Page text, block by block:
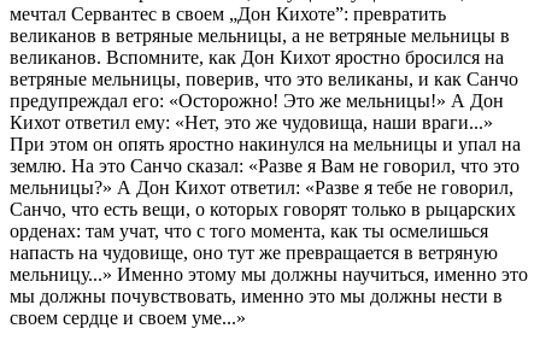
мечтал Сервантес в своем „Дон Кихоте”: превратить
великанов в ветряные мельницы, а не ветряные мельницы в
великанов. Вспомните, как Дон Кихот яростно бросился на
ветряные мельницы, поверив, что это великаны, и как Санчо
предупреждал его: «Осторожно! Это же мельницы!» А Дон
Кихот ответил ему: «Нет, это же чудовища, наши враги...»
При этом он опять яростно накинулся на мельницы и упал на
землю. На это Санчо сказал: «Разве я Вам не говорил, что это
мельницы?» А Дон Кихот ответил: «Разве я тебе не говорил,
Санчо, что есть вещи, о которых говорят только в рыцарских
орденах: там учат, что с того момента, как ты осмелишься
напасть на чудовище, оно тут же превращается в ветряную
мельницу...» Именно этому мы должны научиться, именно это
мы должны почувствовать, именно это мы должны нести в
своем сердце и своем уме...»